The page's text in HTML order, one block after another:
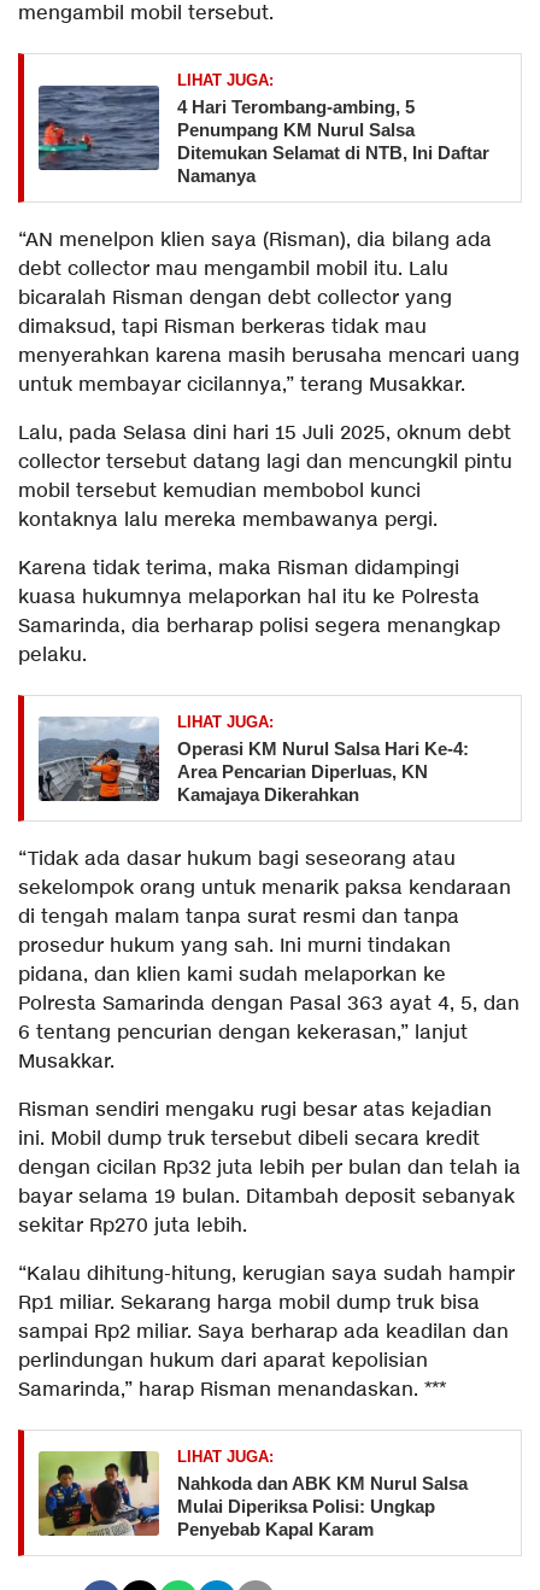
mengambil mobil tersebut.
LIHAT JUGA:
​4 Hari Terombang-ambing, 5
Penumpang KM Nurul Salsa
Ditemukan Selamat di NTB, Ini Daftar
Namanya
“AN menelpon klien saya (Risman), dia bilang ada
debt collector mau mengambil mobil itu. Lalu
bicaralah Risman dengan debt collector yang
dimaksud, tapi Risman berkeras tidak mau
menyerahkan karena masih berusaha mencari uang
untuk membayar cicilannya,” terang Musakkar.
Lalu, pada Selasa dini hari 15 Juli 2025, oknum debt
collector tersebut datang lagi dan mencungkil pintu
mobil tersebut kemudian membobol kunci
kontaknya lalu mereka membawanya pergi.
Karena tidak terima, maka Risman didampingi
kuasa hukumnya melaporkan hal itu ke Polresta
Samarinda, dia berharap polisi segera menangkap
pelaku.
LIHAT JUGA:
Operasi KM Nurul Salsa Hari Ke-4:
Area Pencarian Diperluas, KN
Kamajaya Dikerahkan
“Tidak ada dasar hukum bagi seseorang atau
sekelompok orang untuk menarik paksa kendaraan
di tengah malam tanpa surat resmi dan tanpa
prosedur hukum yang sah. Ini murni tindakan
pidana, dan klien kami sudah melaporkan ke
Polresta Samarinda dengan Pasal 363 ayat 4, 5, dan
6 tentang pencurian dengan kekerasan,” lanjut
Musakkar.
Risman sendiri mengaku rugi besar atas kejadian
ini. Mobil dump truk tersebut dibeli secara kredit
dengan cicilan Rp32 juta lebih per bulan dan telah ia
bayar selama 19 bulan. Ditambah deposit sebanyak
sekitar Rp270 juta lebih.
“Kalau dihitung-hitung, kerugian saya sudah hampir
Rp1 miliar. Sekarang harga mobil dump truk bisa
sampai Rp2 miliar. Saya berharap ada keadilan dan
perlindungan hukum dari aparat kepolisian
Samarinda,” harap Risman menandaskan. ***
LIHAT JUGA:
Nahkoda dan ABK KM Nurul Salsa
Mulai Diperiksa Polisi: Ungkap
Penyebab Kapal Karam